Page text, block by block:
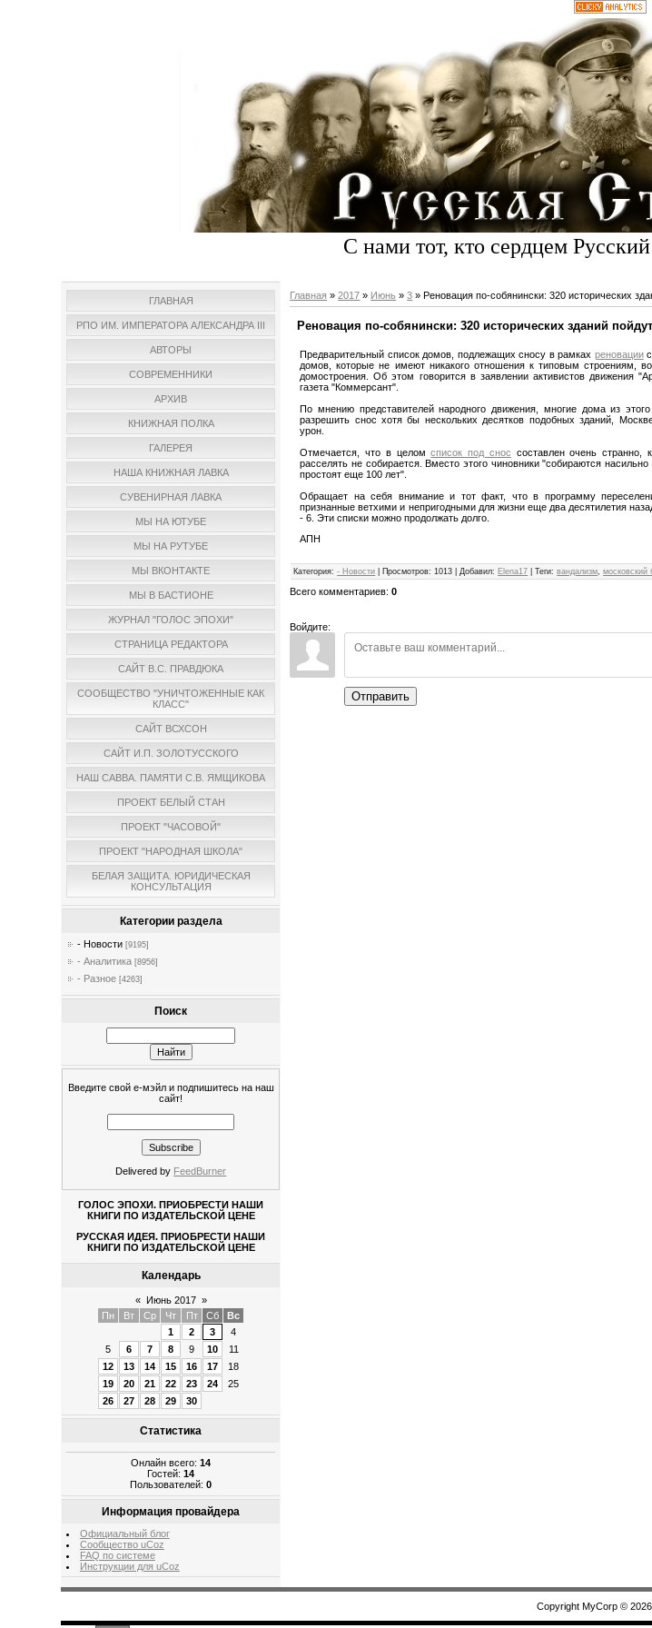
С нами тот, кто сердцем
ГЛАВНАЯ
РПО ИМ. ИМПЕРАТОРА АЛЕКСАНДРА III
АВТОРЫ
СОВРЕМЕННИКИ
АРХИВ
КНИЖНАЯ ПОЛКА
ГАЛЕРЕЯ
НАША КНИЖНАЯ ЛАВКА
СУВЕНИРНАЯ ЛАВКА
МЫ НА ЮТУБЕ
МЫ НА РУТУБЕ
МЫ ВКОНТАКТЕ
МЫ В БАСТИОНЕ
ЖУРНАЛ "ГОЛОС ЭПОХИ"
СТРАНИЦА РЕДАКТОРА
САЙТ В.С. ПРАВДЮКА
СООБЩЕСТВО "УНИЧТОЖЕННЫЕ КАК
КЛАСС"
САЙТ ВСХСОН
САЙТ И.П. ЗОЛОТУССКОГО
НАШ САВВА. ПАМЯТИ С.В. ЯМЩИКОВА
ПРОЕКТ БЕЛЫЙ СТАН
ПРОЕКТ "ЧАСОВОЙ"
ПРОЕКТ "НАРОДНАЯ ШКОЛА"
БЕЛАЯ ЗАЩИТА. ЮРИДИЧЕСКАЯ
КОНСУЛЬТАЦИЯ
Категории раздела
- Новости [9195]
- Аналитика [8956]
- Разное [4263]
Поиск
Введите свой е-мэйл и подпишитесь на наш
сайт!
Delivered by FeedBurner
ГОЛОС ЭПОХИ. ПРИОБРЕСТИ НАШИ
КНИГИ ПО ИЗДАТЕЛЬСКОЙ ЦЕНЕ
РУССКАЯ ИДЕЯ. ПРИОБРЕСТИ НАШИ
КНИГИ ПО ИЗДАТЕЛЬСКОЙ ЦЕНЕ
Календарь
« Июнь 2017 »
Пн
Вт Ср Чт Пт Сб
Вс
1
2 3
4
5
6 7 8 9 10
11
12
13 14 15 16 17
18
19
20 21 22 23 24
25
26
27 28 29 30
Статистика
Онлайн всего:14
Гостей:14
Пользователей:0
Информация провайдера
Официальный блог
Сообщество uCoz
FAQ по системе
Инструкции для uCoz
Главная »2017 » Июнь » 3 » Реновация по-собянински: 320 исторических
Реновация по-собянински: 320 исторических зданий
Предварительный список домов, подлежащих сносу в рамках реновации
домов, которые не имеют никакого отношения к типовым строениям,
домостроения. Об этом говорится в заявлении активистов движения
газета "Коммерсант".
По мнению представителей народного движения, многие дома из
разрешить снос хотя бы нескольких десятков подобных зданий,
урон.
Отмечается, что в целомсписок под снос составлен очень
расселять не собирается. Вместо этого чиновники "собираются
простоят еще 100 лет".
Обращает на себя внимание и тот факт, что в программу
признанные ветхими и непригодными для жизни еще два десятилетия
- 6. Эти списки можно продолжать долго.
АПН
Категория: - Новости Просмотров: 1013 |Добавил: Elena17 |Теги: вандализм,московский
Всего комментариев:0
Войдите:
Отправить
Copyright MyCorp © 2026